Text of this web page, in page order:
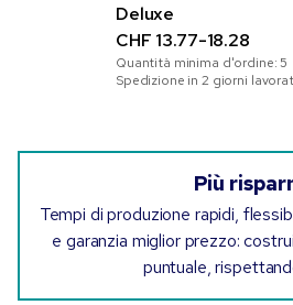
Deluxe
CHF 13.77-18.28
Quantità minima d'ordine:5
Spedizione in 2 giorni
Più
Tempi di produzione rapidi,
e garanzia miglior prezzo:
puntuale,